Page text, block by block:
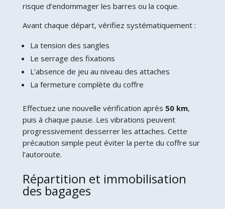
risque d’endommager les barres ou la coque.
Avant chaque départ, vérifiez systématiquement :
La tension des sangles
Le serrage des fixations
L’absence de jeu au niveau des attaches
La fermeture complète du coffre
Effectuez une nouvelle vérification après 50 km,
puis à chaque pause. Les vibrations peuvent
progressivement desserrer les attaches. Cette
précaution simple peut éviter la perte du coffre sur
l’autoroute.
Répartition et immobilisation
des bagages